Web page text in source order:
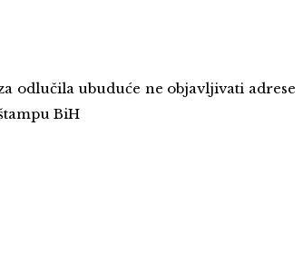
odlučila ubuduće ne objavljivati adrese
BiH